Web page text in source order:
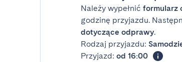
Należy wypełnić formularz
godzinę przyjazdu.
dotyczące odprawy.
Rodzaj przyjazdu:
Przyjazd: od 16:00